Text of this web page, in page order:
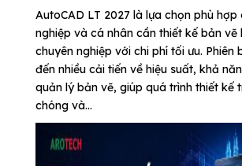
AutoCAD LT 2027 là lựa chọn phù hợp
nghiệp và cá nhân cần thiết kế bản vẽ
chuyên nghiệp với chi phí tối ưu. Phiên
đến nhiều cải tiến về hiệu suất, khả
quản lý bản vẽ, giúp quá trình thiết kế
chóng và...